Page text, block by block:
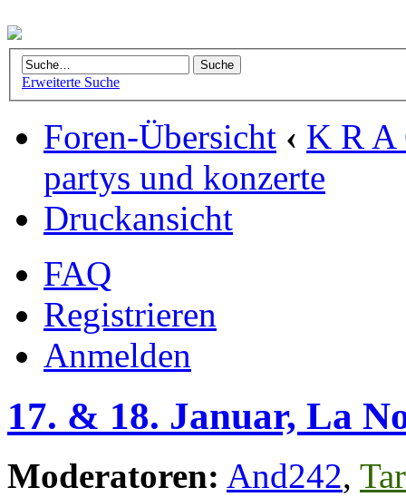
Erweiterte Suche
Foren-Übersicht ‹ K R A
partys und konzerte
Druckansicht
FAQ
Registrieren
Anmelden
17. & 18. Januar, La
Moderatoren: And242,